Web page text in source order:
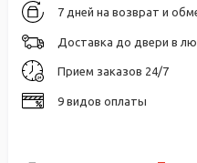
7 дней на возврат и
Доставка до двери в
Прием заказов 24/7
9 видов оплаты